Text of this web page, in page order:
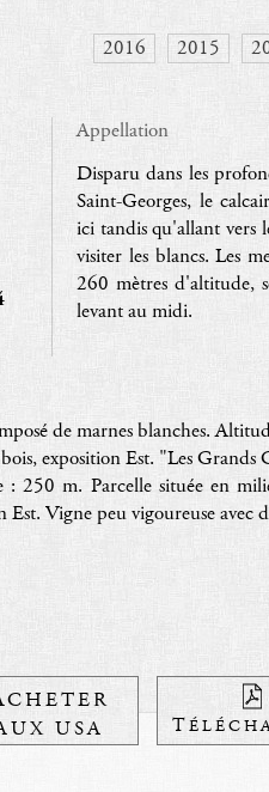
2016 2015
Appellation
Disparu dans les
Saint-Georges, le
ici tandis qu'allant vers
visiter les blancs. Les
260 mètres d'altitude,
levant au midi.
de marnes blanches.
exposition Est. "Les Grands
: 250 m. Parcelle située en
Est. Vigne peu vigoureuse avec
CHETER
USA